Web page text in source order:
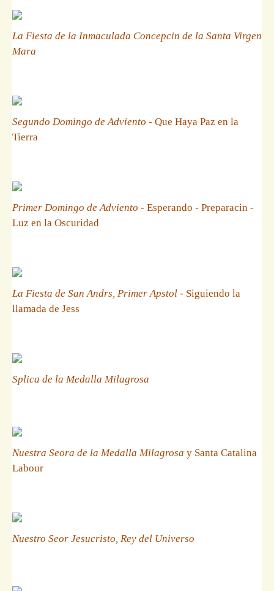
La Fiesta de la Inmaculada Concepcin de la Santa Virgen
Mara
Segundo Domingo de Adviento - Que Haya Paz en la
Tierra
Primer Domingo de Adviento - Esperando - Preparacin -
Luz en la Oscuridad
La Fiesta de San Andrs, Primer Apstol - Siguiendo la
llamada de Jess
Splica de la Medalla Milagrosa
Nuestra Seora de la Medalla Milagrosa y Santa Catalina
Labour
Nuestro Seor Jesucristo, Rey del Universo